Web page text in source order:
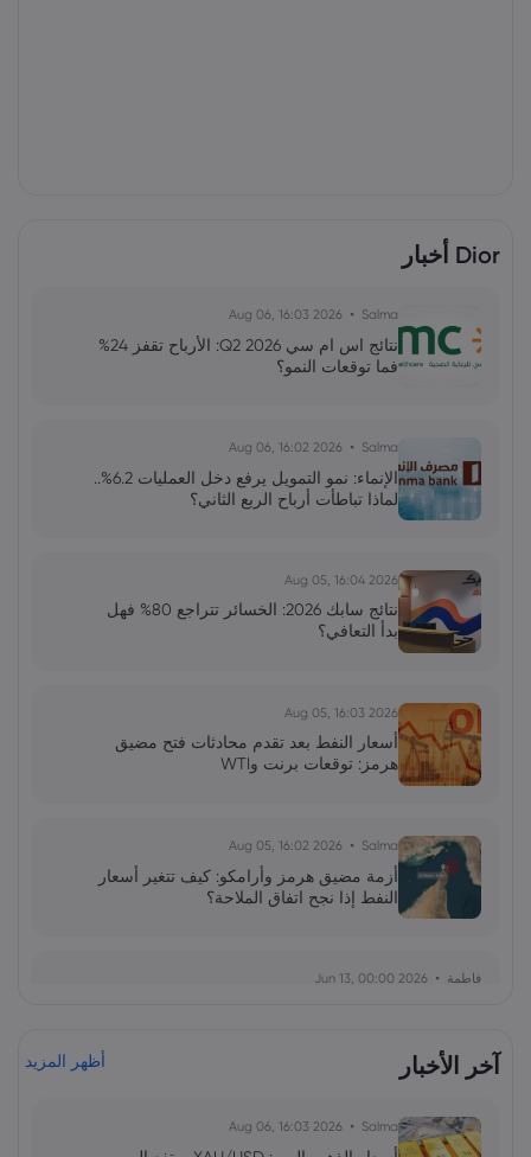
Dior أخبار
Salma
2026 Aug 06, 16:03
نتائج اس ام سي Q2 2026: الأرباح تقفز 24%
فما توقعات النمو؟
Salma
2026 Aug 06, 16:02
الإنماء: نمو التمويل يرفع دخل العمليات 6.2%..
لماذا تباطأت أرباح الربع الثاني؟
2026 Aug 05, 16:04
نتائج سابك 2026: الخسائر تتراجع 80% فهل
بدأ التعافي؟
2026 Aug 05, 16:03
أسعار النفط بعد تقدم محادثات فتح مضيق
هرمز: توقعات برنت وWTI
Salma
2026 Aug 05, 16:02
أزمة مضيق هرمز وأرامكو: كيف تتغير أسعار
النفط إذا نجح اتفاق الملاحة؟
فاطمة 2026 Jun 13, 00:00
ارتداد قطاع رقائق التخزين: هل يمثل الذكاء
آخر الأخبار أظهر المزيد
Salma
2026 Aug 06, 16:03